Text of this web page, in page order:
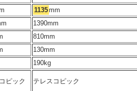
1135mm
1390mm
810mm
130mm
190kg
ピック テレスコピック